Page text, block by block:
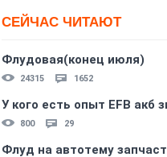
СЕЙЧАС ЧИТАЮТ
Флудовая(конец июля)
24315 1652
У кого есть опыт EFB акб
800 29
Флуд на автотему